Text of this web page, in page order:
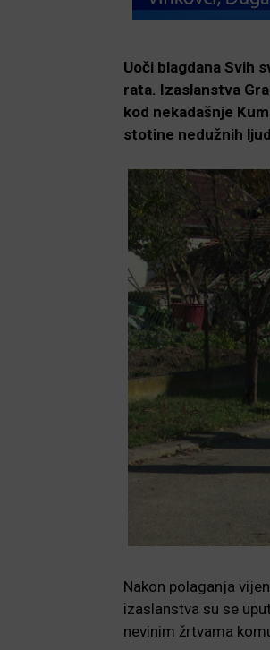
Uoči blagdana Svih
rata. Izaslanstva
kod nekadašnje
stotine nedužnih
Nakon polaganja
izaslanstva su se
nevinim žrtvama